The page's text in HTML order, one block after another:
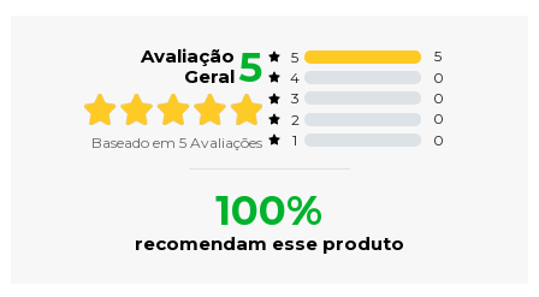
Avaliação
Geral5
Baseado em 5Avaliações
5
5
4
0
3
0
2
0
1
0
100%
recomendam esse produto